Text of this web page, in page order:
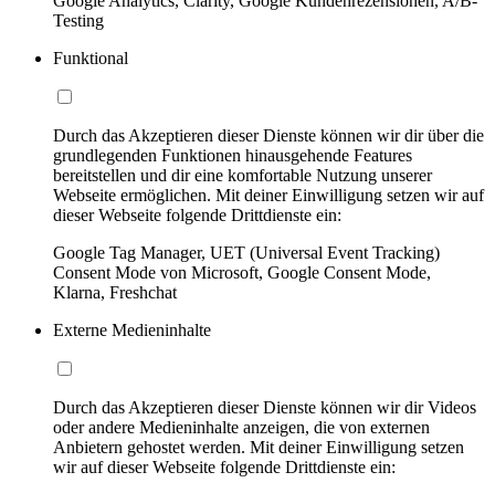
Testing
Funktional
Durch das Akzeptieren dieser Dienste können wir dir über die
grundlegenden Funktionen hinausgehende Features
bereitstellen und dir eine komfortable Nutzung unserer
Webseite ermöglichen. Mit deiner Einwilligung setzen wir auf
dieser Webseite folgende Drittdienste ein:
Google Tag Manager, UET (Universal Event Tracking)
Consent Mode von Microsoft, Google Consent Mode,
Klarna, Freshchat
Externe Medieninhalte
Durch das Akzeptieren dieser Dienste können wir dir Videos
oder andere Medieninhalte anzeigen, die von externen
Anbietern gehostet werden. Mit deiner Einwilligung setzen
wir auf dieser Webseite folgende Drittdienste ein: